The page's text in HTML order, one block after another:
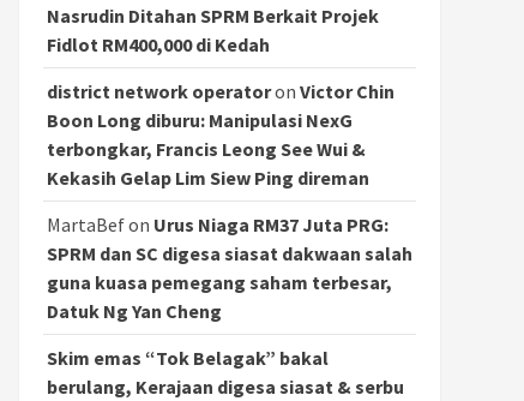
Nasrudin Ditahan SPRM Berkait Projek
Fidlot RM400,000 di Kedah
district network operatoron Victor Chin
Boon Long diburu: Manipulasi NexG
terbongkar, Francis Leong See Wui &
Kekasih Gelap Lim Siew Ping direman
MartaBefon Urus Niaga RM37 Juta PRG:
SPRM dan SC digesa siasat dakwaan salah
guna kuasa pemegang saham terbesar,
Datuk Ng Yan Cheng
Skim emas “Tok Belagak” bakal
berulang, Kerajaan digesa siasat & serbu